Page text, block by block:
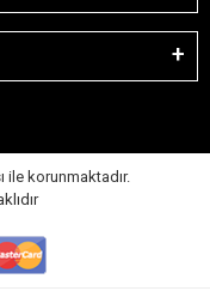
ile korunmaktadır.